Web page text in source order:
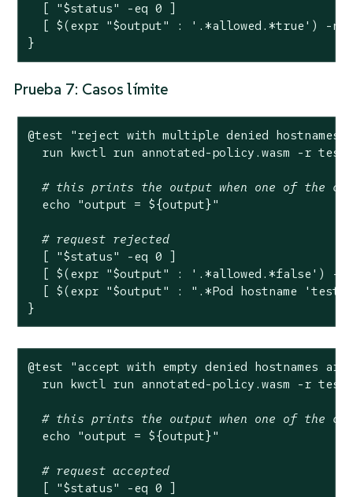
  [
"$status" -eq 0 ]
  [ $(expr
"$output" : '.*allowed.*true' ) -ne
}
Prueba 7: Casos límite
@test "reject with multiple denied hostnames"
run kwctl run annotated-policy.wasm -r
# this prints the output when one of the
echo
"output = ${output}"
# request rejected
  [
"$status" -eq 0 ]
  [ $(expr
"$output" : '.*allowed.*false' ) -
  [ $(expr
"$output" :
".*Pod hostname
}
@test
"accept with empty denied hostnames
run kwctl run annotated-policy.wasm -r
# this prints the output when one of the
echo
"output = ${output}"
# request accepted
  [
"$status" -eq 0 ]